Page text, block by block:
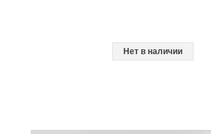
Нет в наличии